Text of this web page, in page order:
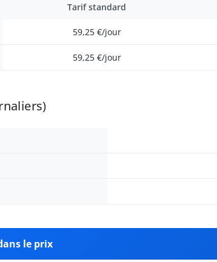
Tarif standard
59,25 €/jour
59,25 €/jour
le prix